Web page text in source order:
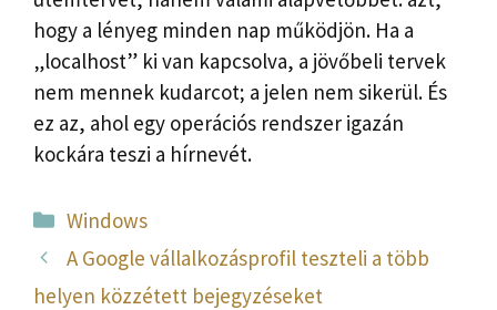
hogy a lényeg minden nap működjön. Ha a
„localhost” ki van kapcsolva, a jövőbeli tervek
nem mennek kudarcot; a jelen nem sikerül. És
ez az, ahol egy operációs rendszer igazán
kockára teszi a hírnevét.
Kategória
Windows
A Google vállalkozásprofil teszteli a több
helyen közzétett bejegyzéseket